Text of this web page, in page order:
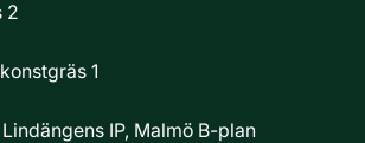
2
1
Lindängens IP, Malmö B-plan